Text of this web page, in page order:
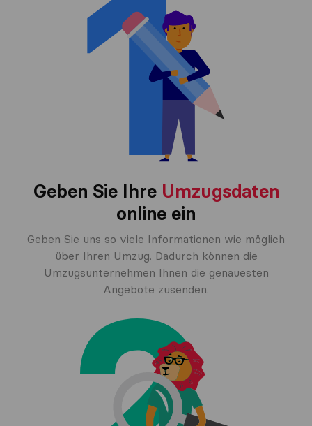
Geben Sie Ihre Umzugsdaten
online ein
Geben Sie uns so viele Informationen wie möglich
über Ihren Umzug. Dadurch können die
Umzugsunternehmen Ihnen die genauesten
Angebote zusenden.